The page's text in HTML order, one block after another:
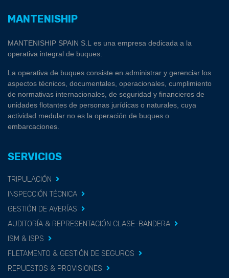
MANTENISHIP
MANTENISHIP SPAIN S.L es una empresa dedicada a la
operativa integral de buques.
La operativa de buques consiste en administrar y gerenciar los
aspectos técnicos, documentales, operacionales, cumplimiento
de normativas internacionales, de seguridad y financieros de
unidades flotantes de personas jurídicas o naturales, cuya
actividad medular no es la operación de buques o
embarcaciones.
SERVICIOS
TRIPULACIÓN
INSPECCIÓN TÉCNICA
GESTIÓN DE AVERÍAS
AUDITORÍA & REPRESENTACIÓN CLASE-BANDERA
ISM & ISPS
FLETAMENTO & GESTIÓN DE SEGUROS
REPUESTOS & PROVISIONES